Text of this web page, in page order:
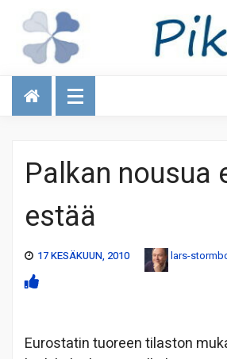
Talous
Palkan nousua
estää
17 KESÄKUUN, 2010 lars-
Eurostatin tuoreen tilaston